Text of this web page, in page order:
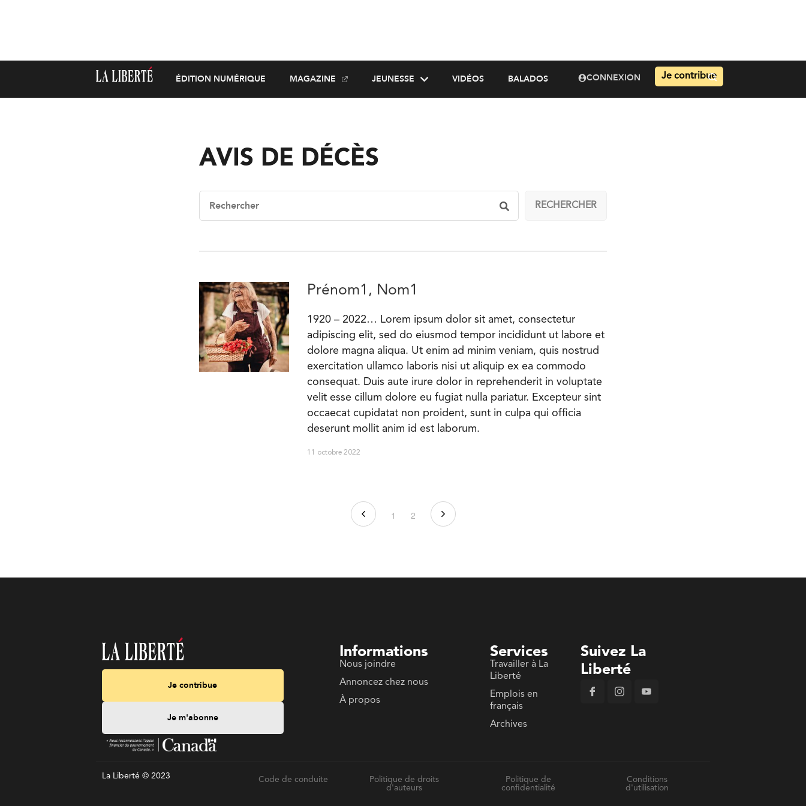
ÉDITION NUMÉRIQUE MAGAZINE JEUNESSE VIDÉOS BALADOS CONNEXION Je contribue
AVIS DE DÉCÈS
Prénom1, Nom1
11 octobre 2022
1920 – 2022… Lorem ipsum dolor sit amet, consectetur
adipiscing elit, sed do eiusmod tempor incididunt ut labore et
dolore magna aliqua. Ut enim ad minim veniam, quis nostrud
exercitation ullamco laboris nisi ut aliquip ex ea commodo
consequat. Duis aute irure dolor in reprehenderit in voluptate
velit esse cillum dolore eu fugiat nulla pariatur. Excepteur sint
occaecat cupidatat non proident, sunt in culpa qui officia
deserunt mollit anim id est laborum.
1 2
Je contribue
Je m'abonne
Informations
Nous joindre
Annoncez chez nous
À propos
Services
Travailler à La
Liberté
Emplois en
français
Archives
Suivez La
Liberté
La Liberté © 2023 Code de conduite
Politique de droits
d'auteurs
Politique de
confidentialité
Conditions
d'utilisation